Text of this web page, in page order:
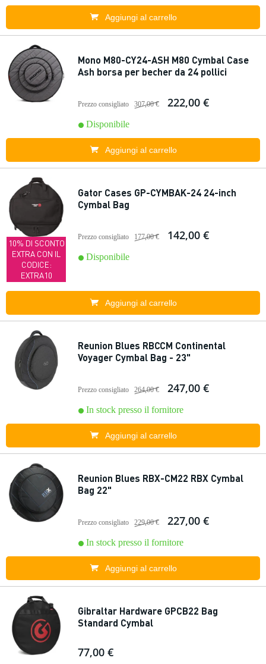
Aggiungi al carrello
Mono M80-CY24-ASH M80 Cymbal Case
Ash borsa per becher da 24 pollici
Prezzo consigliato 307,00 € 222,00 €
Disponibile
Aggiungi al carrello
10% DI SCONTO
EXTRA CON IL
CODICE:
EXTRA10
Gator Cases GP-CYMBAK-24 24-inch
Cymbal Bag
Prezzo consigliato 177,00 € 142,00 €
Disponibile
Aggiungi al carrello
Reunion Blues RBCCM Continental
Voyager Cymbal Bag - 23"
Prezzo consigliato 264,00 € 247,00 €
In stock presso il fornitore
Aggiungi al carrello
Reunion Blues RBX-CM22 RBX Cymbal
Bag 22"
Prezzo consigliato 229,00 € 227,00 €
In stock presso il fornitore
Aggiungi al carrello
Gibraltar Hardware GPCB22 Bag
Standard Cymbal
77,00 €